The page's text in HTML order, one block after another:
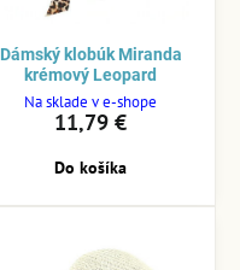
Dámský klobúk Miranda
krémový Leopard
Na sklade v e-shope
11,79 €
Do košíka